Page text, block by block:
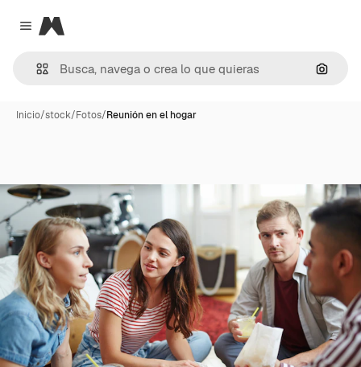
Close menu
Magnific
Inicio/stock/Fotos/Reunión en el hogar